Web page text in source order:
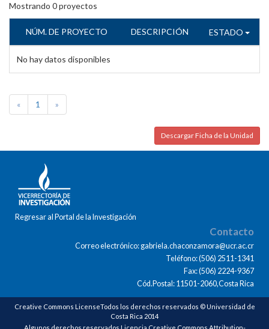
Mostrando 0proyectos
NÚM. DE PROYECTO DESCRIPCIÓN ESTADO
No hay datos disponibles
« 1 »
Descargar Ficha de la Unidad
Regresar al Portal de la Investigación
Contacto
Correo electrónico: gabriela.chaconzamora@ucr.ac.cr
Teléfono: (506) 2511-1341
Fax: (506) 2224-9367
Cód.Postal: 11501-2060,Costa Rica
Creative Commons LicenseTodos los derechos reservados © Universidad de
Costa Rica 2014